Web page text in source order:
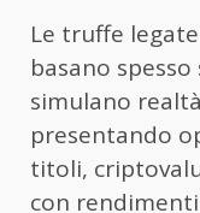
Le truffe
basano
simulano
presentando
titoli,
con